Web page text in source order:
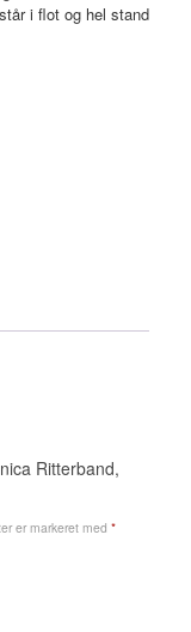
i flot og hel stand
Ritterband,
er markeret med *